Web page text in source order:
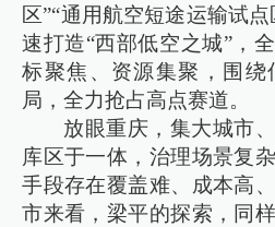
区”“通用航空短途运输试
速打造“西部低空之城”，
标聚焦、资源集聚，围
局，全力抢占高点赛道。
放眼重庆，集大城市
库区于一体，治理场景复
手段存在覆盖难、成本高
市来看，梁平的探索，同